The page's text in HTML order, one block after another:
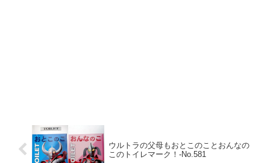
ウルトラの父母もおとこのことおんなの
このトイレマーク！‐No.581